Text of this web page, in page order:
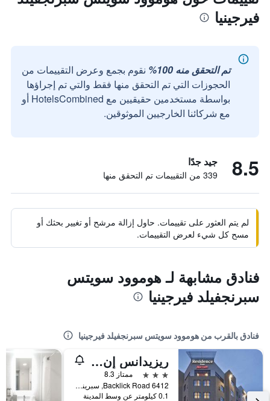
فيرجينيا
تم التحقق منه 100%
نقوم بجمع وعرض التقييمات من
الحجوزات التي تم التحقق منها فقط والتي تم إجراؤها
بواسطة مستخدمين حقيقيين مع HotelsCombined أو
مع شركائنا الخارجيين الموثوقين.
8.5 جيد جدًا
339 من التقييمات تم التحقق منها
لم يتم العثور على تقييمات. حاول إزالة مرشح أو تغيير بحثك أو
مسح كل شيء لعرض التقييمات.
فنادق مشابهة لـ هوموود سويتس
سبرنجفيلد فيرجينيا
فنادق بالقرب من هوموود سويتس سبرنجفيلد فيرجينيا
ريزيدانس إن باي ماريوت سبرينجفيلد أولد
3 نجوم
ممتاز 8.3
6412 Backlick Road, سبرينغفيلد (فيرجينيا), VA, الولايات المتحدة الأميريكية
0.1 كيلومتر عن وسط المدينة